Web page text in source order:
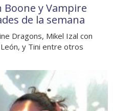
Boone y Vampire
de la semana
Dragons, Mikel Izal con
León, y Tini entre otros